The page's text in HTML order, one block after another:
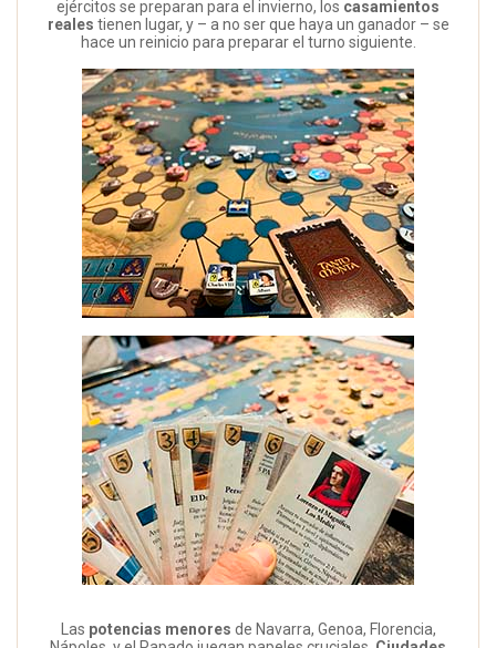
ejércitos se preparan para el invierno, los casamientos
reales tienen lugar, y – a no ser que haya un ganador – se
hace un reinicio para preparar el turno siguiente.
Las potencias menores de Navarra, Genoa, Florencia,